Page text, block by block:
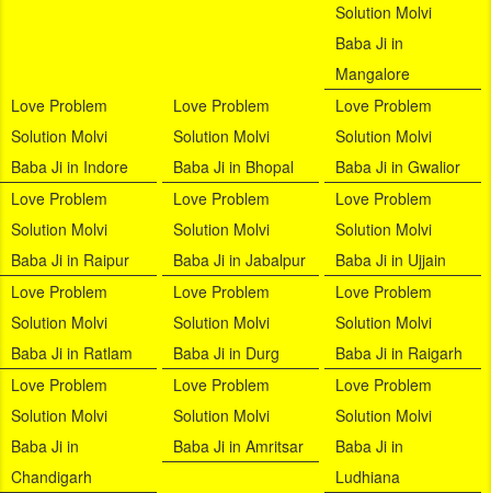
Solution Molvi
Baba Ji in
Mangalore
Love Problem
Solution Molvi
Baba Ji in Indore
Love Problem
Solution Molvi
Baba Ji in Bhopal
Love Problem
Solution Molvi
Baba Ji in Gwalior
Love Problem
Solution Molvi
Baba Ji in Raipur
Love Problem
Solution Molvi
Baba Ji in Jabalpur
Love Problem
Solution Molvi
Baba Ji in Ujjain
Love Problem
Solution Molvi
Baba Ji in Ratlam
Love Problem
Solution Molvi
Baba Ji in Durg
Love Problem
Solution Molvi
Baba Ji in Raigarh
Love Problem
Solution Molvi
Baba Ji in
Chandigarh
Love Problem
Solution Molvi
Baba Ji in Amritsar
Love Problem
Solution Molvi
Baba Ji in
Ludhiana